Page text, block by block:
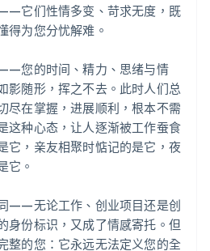
它们性情多变、苛求无度，既
得为您分忧解难。
您的时间、精力、思绪与情
影随形，挥之不去。此时人们总
尽在掌握，进展顺利，根本不需
这种心态，让人逐渐被工作蚕食
它，亲友相聚时惦记的是它，夜
它。
——无论工作、创业项目还是创
身份标识，又成了情感寄托。但
整的您：它永远无法定义您的全